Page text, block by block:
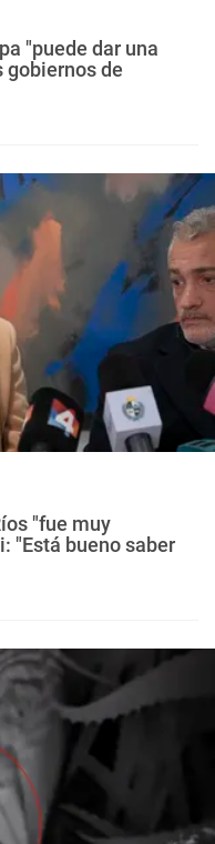
"puede dar una
gobiernos de
"fue muy
"Está bueno saber